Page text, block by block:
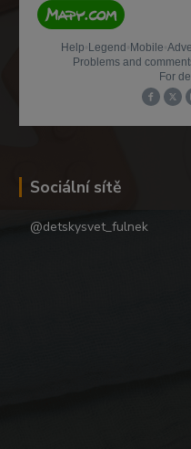
Sociální sítě
@detskysvet_fulnek